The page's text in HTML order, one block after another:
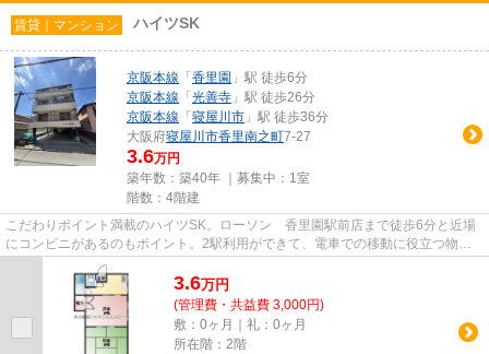
賃貸｜マンション ハイツSK
京阪本線 「 香里園 」駅 徒歩6分
京阪本線 「 光善寺 」駅 徒歩26分
京阪本線 「 寝屋川市 」駅 徒歩36分
大阪府寝屋川市香里南之町7-27
3.6万円
築年数：築40年 ｜募集中： 1室
階数：4階建
こだわりポイント満載のハイツSK。ローソン 香里園駅前店まで徒歩6分と近場
にコンビニがあるのもポイント。2駅利用ができて、電車での移動に役立つ物件
です。駅から徒歩6分にある物件...
3.6万円
(管理費・共益費 3,000円)
敷：0ヶ月｜礼：0ヶ月
所在階：2階